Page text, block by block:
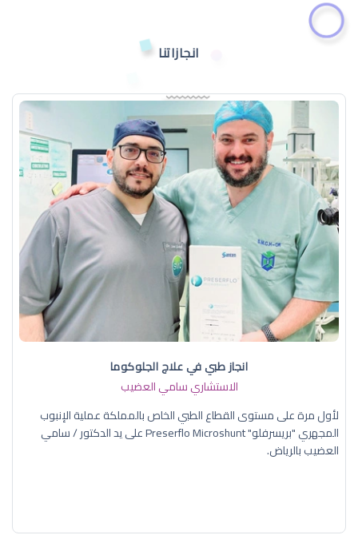
انجازاتنا
انجاز طبي في علاج الجلوكوما
الاستشاري سامي العضيب
لأول مرة على مستوى القطاع الطبي الخاص بالمملكة عملية الإنبوب
المجهري "بريسرفلو" Preserflo Microshunt على يد الدكتور / سامي
العضيب بالرياض.